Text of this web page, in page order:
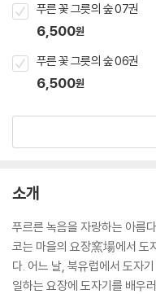
푸른 꽃 그릇의 숲 07권
6,500원
푸른 꽃 그릇의 숲 06권
6,500원
소개
푸르른 녹음을 자랑하는 아름
코는 마을의 요장窯場에서 도
다. 어느 날, 북유럽에서 도자
일하는 요장에 도자기를 배우